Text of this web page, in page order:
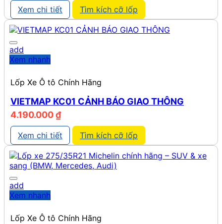
là:
490.472 ₫.
tại
là:
472.380 ₫.
Xem chi tiết Tìm kích cỡ lốp
add
Xem nhanh
Lốp Xe Ô tô Chính Hãng
VIETMAP KC01 CẢNH BÁO GIAO THÔNG
4.190.000₫
Xem chi tiết Tìm kích cỡ lốp
add
Xem nhanh
Lốp Xe Ô tô Chính Hãng